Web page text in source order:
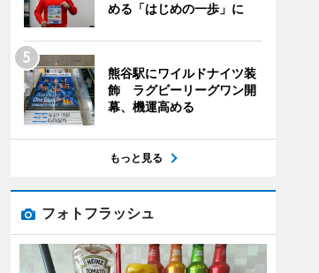
める「はじめの一歩」に
熊谷駅にワイルドナイツ装
飾 ラグビーリーグワン開
幕、機運高める
もっと見る
フォトフラッシュ